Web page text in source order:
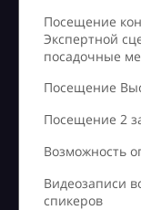
Посещение
Экспертной
посадочные
Посещение
Посещение 2
Возможность
Видеозаписи
спикеров